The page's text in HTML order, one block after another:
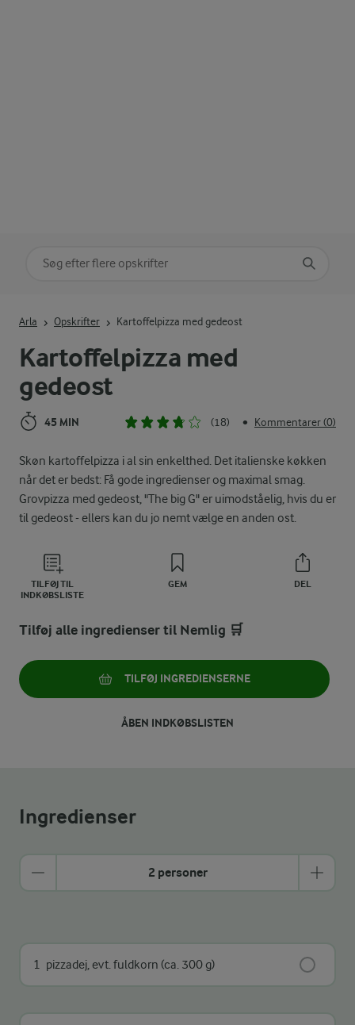
Kartoffelpizza med
gedeost
45 MIN (18) • Kommentarer (0)
Skøn kartoffelpizza i al sin enkelthed. Det italienske køkken
når det er bedst: Få gode ingredienser og maximal smag.
Grovpizza med gedeost, "The big G" er uimodståelig, hvis du er
til gedeost - ellers kan du jo nemt vælge en anden ost.
TILFØJ TIL
INDKØBSLISTE
GEM DEL
Arla Opskrifter Kartoffelpizza med gedeost
Tilføj alle ingredienser til Nemlig 🛒
TILFØJ INGREDIENSERNE
ÅBEN INDKØBSLISTEN
Ingredienser
2 personer
1 pizzadej, evt. fuldkorn (ca. 300 g)
Søg på kategori